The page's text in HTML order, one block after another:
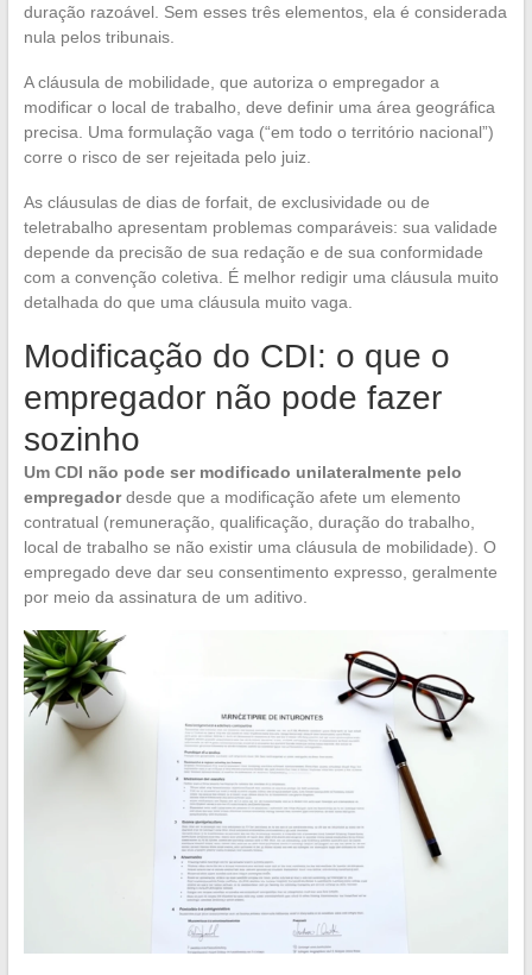
duração razoável. Sem esses três elementos, ela é considerada
nula pelos tribunais.
A cláusula de mobilidade, que autoriza o empregador a
modificar o local de trabalho, deve definir uma área geográfica
precisa. Uma formulação vaga (“em todo o território nacional”)
corre o risco de ser rejeitada pelo juiz.
As cláusulas de dias de forfait, de exclusividade ou de
teletrabalho apresentam problemas comparáveis: sua validade
depende da precisão de sua redação e de sua conformidade
com a convenção coletiva. É melhor redigir uma cláusula muito
detalhada do que uma cláusula muito vaga.
Modificação do CDI: o que o
empregador não pode fazer
sozinho
Um CDI não pode ser modificado unilateralmente pelo
empregadordesde que a modificação afete um elemento
contratual (remuneração, qualificação, duração do trabalho,
local de trabalho se não existir uma cláusula de mobilidade). O
empregado deve dar seu consentimento expresso, geralmente
por meio da assinatura de um aditivo.